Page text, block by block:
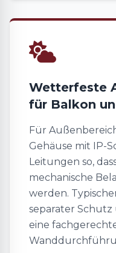
Wetterfeste
für Balkon
Für
Gehäuse mit IP-
Leitungen so,
mechanische
werden.
separater Schutz
eine